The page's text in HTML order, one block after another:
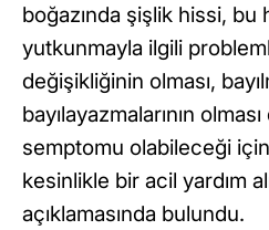
boğazında şişlik hissi, bu
yutkunmayla ilgili
değişikliğinin olması,
bayılayazmalarının
semptomu olabileceği
kesinlikle bir acil yardım
açıklamasında bulundu.